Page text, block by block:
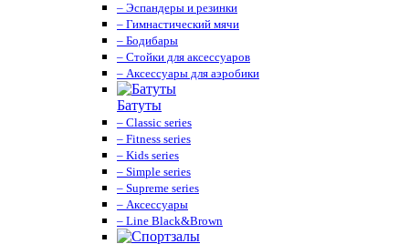
– Эспандеры и резинки
– Гимнастический мячи
– Бодибары
– Стойки для аксессуаров
– Аксессуары для аэробики
Батуты
– Classic series
– Fitness series
– Kids series
– Simple series
– Supreme series
– Аксессуары
– Line Black&Brown